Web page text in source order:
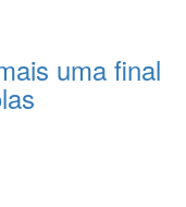
uma final